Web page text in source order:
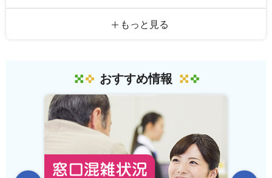
もっと見る
おすすめ情報